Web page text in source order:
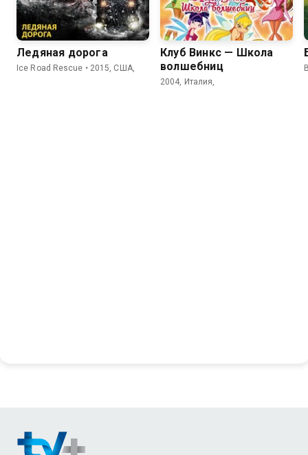
Ледяная дорога
Ice Road Rescue • 2015, США,
Клуб Винкс — Школа
волшебниц
2004, Италия,